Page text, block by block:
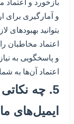
باز‌خورد و اعتماد
و آمارگیری برای
بتوانید
اعتماد مخاطبان
و پاسخگویی به
اعتماد آن‌ها به
5. چه
ایمیل‌های